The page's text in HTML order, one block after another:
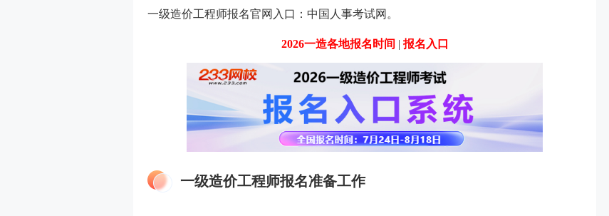
一级造价工程师报名官网入口：中国人事考试网。
2026一造各地报名时间 | 报名入口
一级造价工程师报名准备工作